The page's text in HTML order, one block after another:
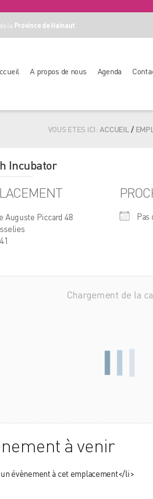
la Province de Hainaut
A propos de nous Agenda
VOUS ETES ICI: ACCUEIL/
Incubator
Auguste Piccard 48
Pas
Chargement de la
à venir
évènement à cet emplacement</li>